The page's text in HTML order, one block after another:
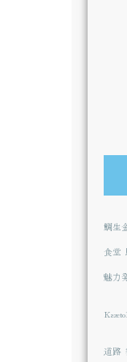
鯛生
食堂
魅力
道路